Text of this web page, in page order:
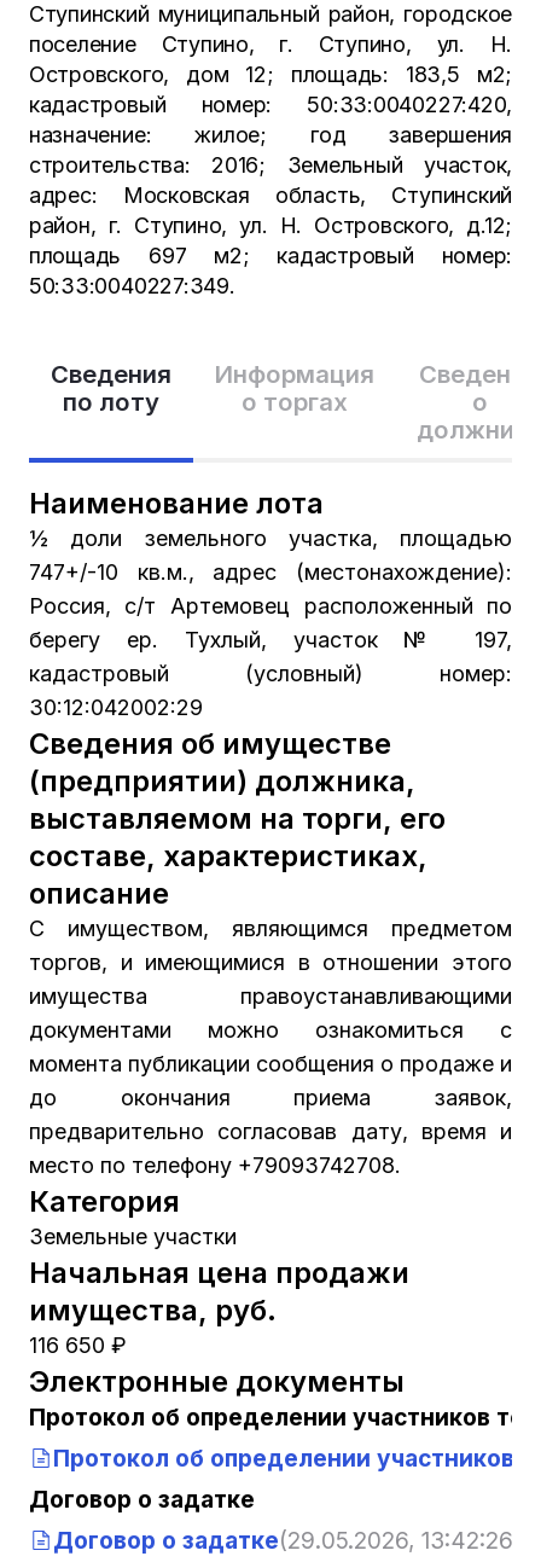
Сведения
по лоту
Информация
о торгах
Сведения
о
Наименование лота
½ доли земельного участка, площадью
747+/-10 кв.м., адрес (местонахождение):
Россия, с/т Артемовец расположенный по
берегу ер. Тухлый, участок № 197,
кадастровый (условный) номер:
30:12:042002:29
Сведения об имуществе
(предприятии) должника,
выставляемом на торги, его
составе, характеристиках,
описание
С имуществом, являющимся предметом
торгов, и имеющимися в отношении этого
имущества правоустанавливающими
документами можно ознакомиться с
момента публикации сообщения о продаже и
до окончания приема заявок,
предварительно согласовав дату, время и
место по телефону +79093742708.
Категория
Земельные участки
Начальная цена продажи
имущества, руб.
116 650 ₽
Электронные документы
Протокол об определении участников
Протокол об определении участников
Договор о задатке
Договор о задатке(29.05.2026, 13:42:26)
Ступинский муниципальный район, городское
поселение Ступино, г. Ступино, ул. Н.
Островского, дом 12; площадь: 183,5 м2;
кадастровый номер: 50:33:0040227:420,
назначение: жилое; год завершения
строительства: 2016; Земельный участок,
адрес: Московская область, Ступинский
район, г. Ступино, ул. Н. Островского, д.12;
площадь 697 м2; кадастровый номер:
50:33:0040227:349.